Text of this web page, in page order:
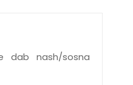
dab nash/sosna